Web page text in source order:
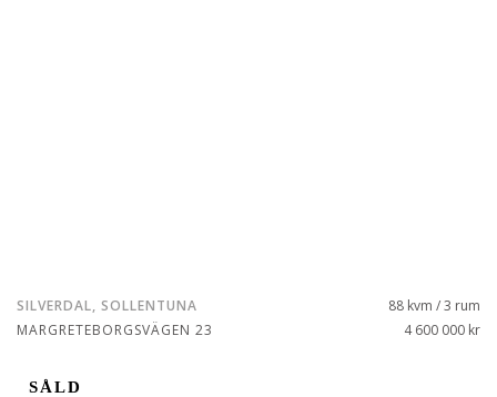
SILVERDAL, SOLLENTUNA
MARGRETEBORGSVÄGEN 23
88 kvm / 3 rum
4 600 000 kr
SÅLD